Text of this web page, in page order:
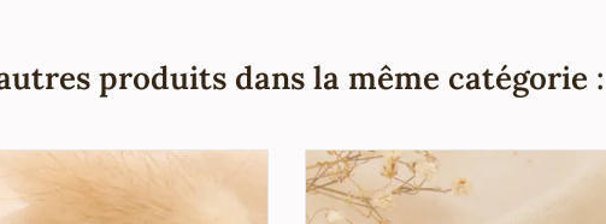
produits dans la même catégorie :